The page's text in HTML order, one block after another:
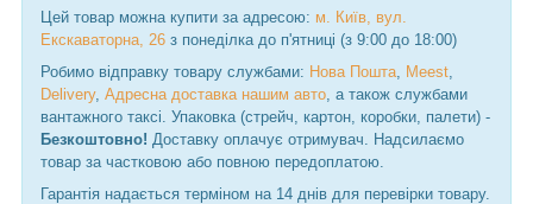
Цей товар можна купити за адресою: м. Київ, вул.
Екскаваторна, 26 з понеділка до п'ятниці (з 9:00 до 18:00)
Робимо відправку товару службами: Нова Пошта Meest
Delivery, Адресна доставка нашим авто , а також службами
вантажного таксі. Упаковка (стрейч, картон, коробки, палети) -
Безкоштовно! Доставку оплачує отримувач. Надсилаємо
товар за частковою або повною передоплатою.
Гарантія надається терміном на 14 днів для перевірки товару.